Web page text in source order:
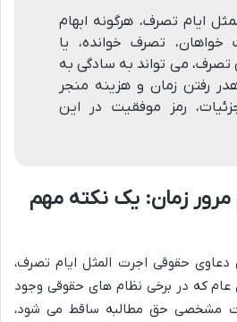
ایام تصرف، هرگونه ابهام
خواهان، تصرف خوانده، یا
تصرف، می تواند به سادگی به
رفتن زمان و هزینه منجر
رمز موفقیت در این
زمان: یک نکته مهم
حقوقی اجرت المثل ایام تصرف،
عام که در برخی نظام های حقوقی وجود
مشخصی حق مطالبه ساقط می شود،